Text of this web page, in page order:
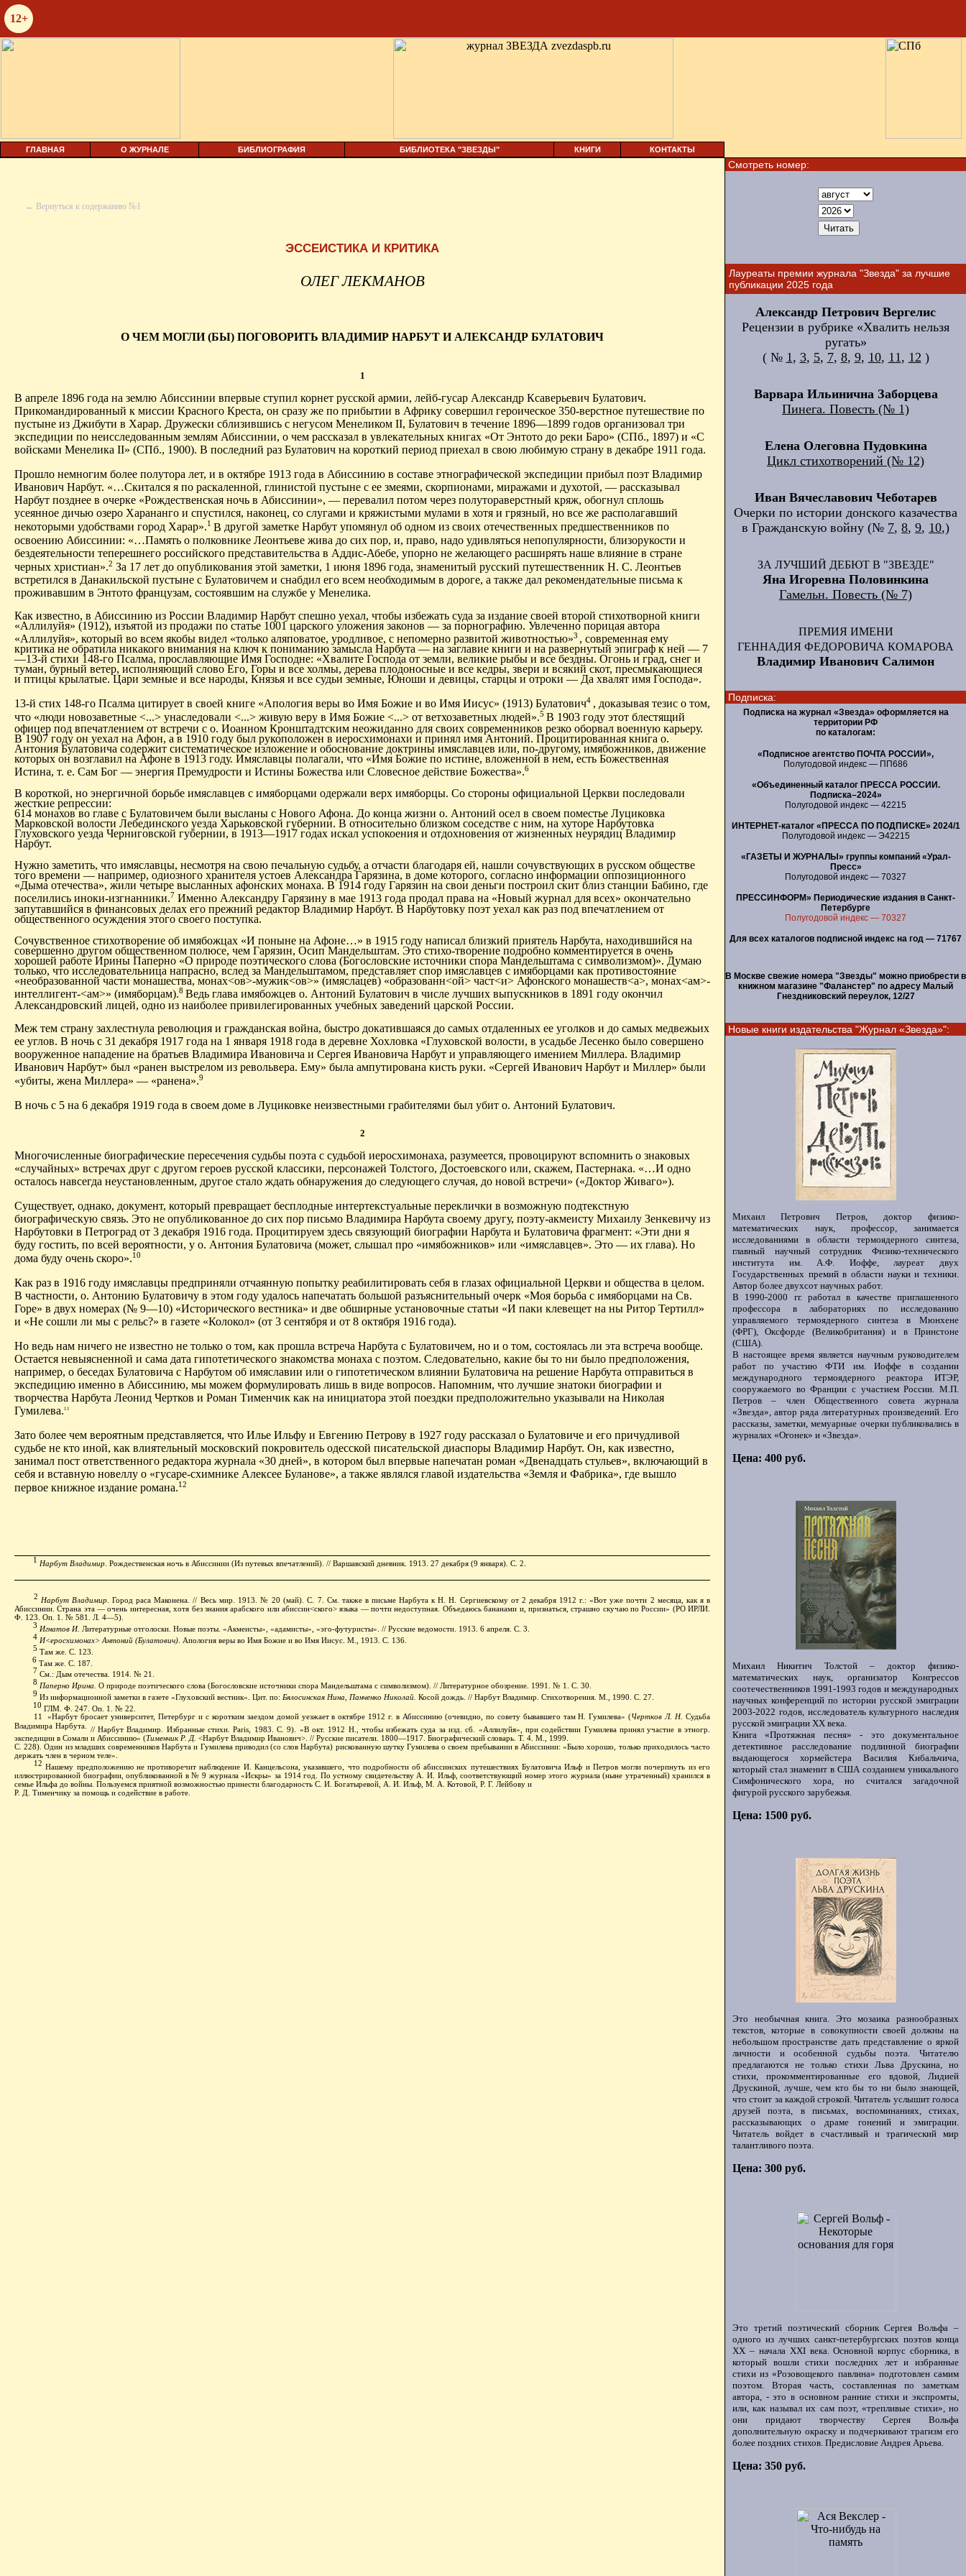
12+
ГЛАВНАЯ О ЖУРНАЛЕ БИБЛИОГРАФИЯ БИБЛИОТЕКА "ЗВЕЗДЫ" КНИГИ КОНТАКТЫ
← Вернуться к содержанию №1
ЭССЕИСТИКА И КРИТИКА
ОЛЕГ ЛЕКМАНОВ
О ЧЕМ МОГЛИ (БЫ) ПОГОВОРИТЬ ВЛАДИМИР НАРБУТ И АЛЕКСАНДР БУЛАТОВИЧ
1
В апреле 1896 года на землю Абиссинии впервые ступил корнет русской армии, лейб-гусар Александр Ксаверьевич Булатович.
Прикомандированный к миссии Красного Креста, он сразу же по прибытии в Африку совершил героическое 350-верстное путешествие по
пустыне из Джибути в Харар. Дружески сблизившись с негусом Менеликом II, Булатович в течение 1896—1899 годов организовал три
экспедиции по неисследованным землям Абиссинии, о чем рассказал в увлекательных книгах «От Энтото до реки Баро» (СПб., 1897) и «С
войсками Менелика II» (СПб., 1900). В последний раз Булатович на короткий период приехал в свою любимую страну в декабре 1911 года.
Прошло немногим более полутора лет, и в октябре 1913 года в Абиссинию в составе этнографической экспедиции прибыл поэт Владимир
Иванович Нарбут. «…Скитался я по раскаленной, глинистой пустыне с ее змеями, скорпионами, миражами и духотой, — рассказывал
Нарбут позднее в очерке «Рождественская ночь в Абиссинии», — перевалил потом через полутораверстный кряж, обогнул сплошь
усеянное дичью озеро Харананго и спустился, наконец, со слугами и кряжистыми мулами в хотя и грязный, но все же располагавший
некоторыми удобствами город Харар».1 В другой заметке Нарбут упомянул об одном из своих отечественных предшественников по
освоению Абиссинии: «…Память о полковнике Леонтьеве жива до сих пор, и, право, надо удивляться непопулярности, близорукости и
бездеятельности теперешнего российского представительства в Аддис-Абебе, упорно не желающего расширять наше влияние в стране
черных христиан».2 За 17 лет до опубликования этой заметки, 1 июня 1896 года, знаменитый русский путешественник Н. С. Леонтьев
встретился в Данакильской пустыне с Булатовичем и снабдил его всем необходимым в дороге, а также дал рекомендательные письма к
проживавшим в Энтото французам, состоявшим на службе у Менелика.
Как известно, в Абиссинию из России Владимир Нарбут спешно уехал, чтобы избежать суда за издание своей второй стихотворной книги
«Аллилуйя» (1912), изъятой из продажи по статье 1001 царского уложения законов — за порнографию. Увлеченно порицая автора
«Аллилуйя», который во всем якобы видел «только аляповатое, уродливое, с непомерно развитой животностью»3 , современная ему
критика не обратила никакого внимания на ключ к пониманию замысла Нарбута — на заглавие книги и на развернутый эпиграф к ней — 7
—13-й стихи 148-го Псалма, прославляющие Имя Господне: «Хвалите Господа от земли, великие рыбы и все бездны. Огонь и град, снег и
туман, бурный ветер, исполняющий слово Его, Горы и все холмы, дерева плодоносные и все кедры, звери и всякий скот, пресмыкающиеся
и птицы крылатые. Цари земные и все народы, Князья и все судьи земные, Юноши и девицы, старцы и отроки — Да хвалят имя Господа».
13-й стих 148-го Псалма цитирует в своей книге «Апология веры во Имя Божие и во Имя Иисус» (1913) Булатович4 , доказывая тезис о том,
что «люди новозаветные <...> унаследовали <...> живую веру в Имя Божие <...> от ветхозаветных людей».5 В 1903 году этот блестящий
офицер под впечатлением от встречи с о. Иоанном Кронштадтским неожиданно для своих современников резко оборвал военную карьеру.
В 1907 году он уехал на Афон, а в 1910 году был рукоположен в иеросхимонахи и принял имя Антоний. Процитированная книга о.
Антония Булатовича содержит систематическое изложение и обоснование доктрины имяславцев или, по-другому, имябожников, движение
которых он возглавил на Афоне в 1913 году. Имяславцы полагали, что «Имя Божие по истине, вложенной в нем, есть Божественная
Истина, т. е. Сам Бог — энергия Премудрости и Истины Божества или Словесное действие Божества».6
В короткой, но энергичной борьбе имяславцев с имяборцами одержали верх имяборцы. Со стороны официальной Церкви последовали
жесткие репрессии:
614 монахов во главе с Булатовичем были высланы с Нового Афона. До конца жизни о. Антоний осел в своем поместье Луциковка
Марковской волости Лебединского уезда Харьковской губернии. В относительно близком соседстве с ним, на хуторе Нарбутовка
Глуховского уезда Черниговской губернии, в 1913—1917 годах искал успокоения и отдохновения от жизненных неурядиц Владимир
Нарбут.
Нужно заметить, что имяславцы, несмотря на свою печальную судьбу, а отчасти благодаря ей, нашли сочувствующих в русском обществе
того времени — например, одиозного хранителя устоев Александра Гарязина, в доме которого, согласно информации оппозиционного
«Дыма отечества», жили четыре высланных афонских монаха. В 1914 году Гарязин на свои деньги построил скит близ станции Бабино, где
поселились иноки-изгнанники.7 Именно Александру Гарязину в мае 1913 года продал права на «Новый журнал для всех» окончательно
запутавшийся в финансовых делах его прежний редактор Владимир Нарбут. В Нарбутовку поэт уехал как раз под впечатлением от
общественного осуждения этого своего поступка.
Сочувственное стихотворение об имябожцах «И поныне на Афоне…» в 1915 году написал близкий приятель Нарбута, находившийся на
совершенно другом общественном полюсе, чем Гарязин, Осип Мандельштам. Это стихо-творение подробно комментируется в очень
хорошей работе Ирины Паперно «О природе поэтического слова (Богословские источники спора Мандельштама с символизмом)». Думаю
только, что исследовательница напрасно, вслед за Мандельштамом, представляет спор имяславцев с имяборцами как противостояние
«необразованной части монашества, монах<ов>-мужик<ов>» (имяслацев) «образованн<ой> част<и> Афонского монашеств<а>, монах<ам>-
интеллигент-<ам>» (имяборцам).8 Ведь глава имябожцев о. Антоний Булатович в числе лучших выпускников в 1891 году окончил
Александровский лицей, одно из наиболее привилегированных учебных заведений царской России.
Меж тем страну захлестнула революция и гражданская война, быстро докатившаяся до самых отдаленных ее уголков и до самых медвежьих
ее углов. В ночь с 31 декабря 1917 года на 1 января 1918 года в деревне Хохловка «Глуховской волости, в усадьбе Лесенко было совершено
вооруженное нападение на братьев Владимира Ивановича и Сергея Ивановича Нарбут и управляющего имением Миллера. Владимир
Иванович Нарбут» был «ранен выстрелом из револьвера. Ему» была ампутирована кисть руки. «Сергей Иванович Нарбут и Миллер» были
«убиты, жена Миллера» — «ранена».9
В ночь с 5 на 6 декабря 1919 года в своем доме в Луциковке неизвестными грабителями был убит о. Антоний Булатович.
2
Многочисленные биографические пересечения судьбы поэта с судьбой иеро­схимонаха, разумеется, провоцируют вспомнить о знаковых
«случайных» встречах друг с другом героев русской классики, персонажей Толстого, Достоевского или, скажем, Пастернака. «…И одно
осталось навсегда неустановленным, другое стало ждать обнаружения до следующего случая, до новой встречи» («Доктор Живаго»).
Существует, однако, документ, который превращает бесплодные интертекстуальные переклички в возможную подтекстную
биографическую связь. Это не опубликованное до сих пор письмо Владимира Нарбута своему другу, поэту-акмеисту Михаилу Зенкевичу из
Нарбутовки в Петроград от 3 декабря 1916 года. Процитируем здесь связующий биографии Нарбута и Булатовича фрагмент: «Эти дни я
буду гостить, по всей вероятности, у о. Антония Булатовича (может, слышал про «имябожников» или «имяславцев». Это — их глава). Но
дома буду очень скоро».10
Как раз в 1916 году имяславцы предприняли отчаянную попытку реабилитировать себя в глазах официальной Церкви и общества в целом.
В частности, о. Антонию Булатовичу в этом году удалось напечатать большой разъяснительный очерк «Моя борьба с имяборцами на Св.
Горе» в двух номерах (№ 9—10) «Исторического вестника» и две обширные установочные статьи «И паки клевещет на ны Ритор Тертилл»
и «Не сошли ли мы с рельс?» в газете «Колокол» (от 3 сентября и от 8 октября 1916 года).
Но ведь нам ничего не известно не только о том, как прошла встреча Нарбута с Булатовичем, но и о том, состоялась ли эта встреча вообще.
Остается невыясненной и сама дата гипотетического знакомства монаха с поэтом. Следовательно, какие бы то ни было предположения,
например, о беседах Булатовича с Нарбутом об имяславии или о гипотетическом влиянии Булатовича на решение Нарбута отправиться в
экспедицию именно в Абиссинию, мы можем формулировать лишь в виде вопросов. Напомним, что лучшие знатоки биографии и
творчества Нарбута Леонид Чертков и Роман Тименчик как на инициатора этой поездки предположительно указывали на Николая
Гумилева. 11
Зато более чем вероятным представляется, что Илье Ильфу и Евгению Петрову в 1927 году рассказал о Булатовиче и его причудливой
судьбе не кто иной, как влиятельный московский покровитель одесской писательской диа­споры Владимир Нарбут. Он, как известно,
занимал пост ответственного редактора журнала «30 дней», в котором был впервые напечатан роман «Двенадцать стульев», включающий в
себя и вставную новеллу о «гусаре-схимнике Алексее Буланове», а также являлся главой издательства «Земля и Фабрика», где вышло
первое книжное издание романа.12
1 Нарбут Владимир. Рождественская ночь в Абиссинии (Из путевых впечатлений). // Варшавский дневник. 1913. 27 декабря (9 января). С. 2.
2 Нарбут Владимир . Город раса Маконена. // Весь мир. 1913. № 20 (май). С. 7. См. также в письме Нарбута к Н. Н. Сергиевскому от 2 декабря 1912 г.: «Вот уже почти 2 месяца, как я в
Абиссинии. Страна эта — очень интересная, хотя без знания арабского или абиссин<ского> языка — почти недоступная. Объедаюсьбананами и, признаться, страшно скучаю по России» (РО ИРЛИ.
Ф. 123. Оп. 1. № 581. Л. 4—5).
3 Игнатов И. Литературные отголоски. Новые поэты. «Акмеисты», «адамисты», «эго-футуристы». // Русские ведомости. 1913. 6 апреля. С. 3.
4 И<еросхимонах> Антоний (Булатович). Апология веры во Имя Божие и во Имя Иисус. М., 1913. С. 136.
5 Там же. С. 123.
6Там же. С. 187.
7 См.: Дым отечества. 1914. № 21.
8 Паперно Ирина. О природе поэтического слова (Богословские источники спора Мандельштама с символизмом). // Литературное обозрение. 1991. № 1. С. 30.
9 Из информационной заметки в газете «Глуховский вестник». Цит. по: Бялосинская Нина, Панченко Николай. Косой дождь. // Нарбут Владимир. Стихотворения. М., 1990. С. 27.
10 ГЛМ. Ф. 247. Оп. 1. № 22.
11 «Нарбут бросает университет, Петербург и с коротким заездом домой уезжает в октябре 1912 г. в Абиссинию (очевидно, по совету бывавшего там Н. Гумилева» (Чертков Л. Н.Судьба
Владимира Нарбута.
// Нарбут Владимир. Избранные стихи. Paris, 1983. С. 9). «В окт. 1912 Н., чтобы избежать суда за изд. сб. «Аллилуйя», при содействии Гумилева принял участие в этногр.
экспедиции в Сомали и Абиссинию» (Тименчик Р. Д. <Нарбут Владимир Иванович>. // Русские писатели. 1800—1917. Биографический словарь. Т. 4. М., 1999.
С. 228). Один из младших современников Нарбута и Гумилева приводил (со слов Нарбута) рискованную шутку Гумилева о своем пребывании в Абиссинии: «Было хорошо, только приходилось часто
держать член в черном теле».
12 Нашему предположению не противоречит наблюдение И. Канцельсона, указавшего, что подробности об абиссинских путешествиях Булатовича Ильф и Петров могли почерпнуть из его
иллюстрированной биографии, опубликованной в № 9 журнала «Искры» за 1914 год. По устному свидетельству А. И. Ильф, соответствующий номер этого журнала (ныне утраченный) хранился в
семье Ильфа до войны. Пользуемся приятной возможностью принести благодарность С. И. Богатыревой, А. И. Ильф, М. А. Котовой, Р. Г. Лейбову и
Р. Д. Тименчику за помощь и содействие в работе.
Смотреть номер:
Лауреаты премии журнала "Звезда" за лучшие
публикации 2025 года
Александр Петрович Вергелис
Рецензии в рубрике «Хвалить нельзя
ругать»
( № 1, 3, 5, 7, 8, 9, 10, 11, 12 )
Варвара Ильинична Заборцева
Пинега. Повесть (№ 1)
Елена Олеговна Пудовкина
Цикл стихотворений (№ 12)
Иван Вячеславович Чеботарев
Очерки по истории донского казачества
в Гражданскую войну (№ 7, 8, 9, 10,)
ЗА ЛУЧШИЙ ДЕБЮТ В "ЗВЕЗДЕ"
Яна Игоревна Половинкина
Гамельн. Повесть (№ 7)
ПРЕМИЯ ИМЕНИ
ГЕННАДИЯ ФЕДОРОВИЧА КОМАРОВА
Владимир Иванович Салимон
Подписка:
Подписка на журнал «Звезда» оформляется на
территории РФ
по каталогам:
«Подписное агентство ПОЧТА РОССИИ»,
Полугодовой индекс — ПП686
«Объединенный каталог ПРЕССА РОССИИ.
Подписка–2024»
Полугодовой индекс — 42215
ИНТЕРНЕТ-каталог «ПРЕССА ПО ПОДПИСКЕ» 2024/1
Полугодовой индекс — Э42215
«ГАЗЕТЫ И ЖУРНАЛЫ» группы компаний «Урал-
Пресс»
Полугодовой индекс — 70327
ПРЕССИНФОРМ» Периодические издания в Санкт-
Петербурге
Полугодовой индекс — 70327
Для всех каталогов подписной индекс на год — 71767
В Москве свежие номера "Звезды" можно приобрести в
книжном магазине "Фаланстер" по адресу Малый
Гнездниковский переулок, 12/27
Новые книги издательства "Журнал «Звезда»":
Михаил Петрович Петров, доктор физико-
математических наук, профессор, занимается
исследованиями в области термоядерного синтеза,
главный научный сотрудник Физико-технического
института им. А.Ф. Иоффе, лауреат двух
Государственных премий в области науки и техники.
Автор более двухсот научных работ.
В 1990-2000 гг. работал в качестве приглашенного
профессора в лабораториях по исследованию
управляемого термоядерного синтеза в Мюнхене
(ФРГ), Оксфорде (Великобритания) и в Принстоне
(США).
В настоящее время является научным руководителем
работ по участию ФТИ им. Иоффе в создании
международного термоядерного реактора ИТЭР,
сооружаемого во Франции с участием России. М.П.
Петров – член Общественного совета журнала
«Звезда», автор ряда литературных произведений. Его
рассказы, заметки, мемуарные очерки публиковались в
журналах «Огонек» и «Звезда».
Цена: 400 руб.
Михаил Никитич Толстой – доктор физико-
математических наук, организатор Конгрессов
соотечественников 1991-1993 годов и международных
научных конференций по истории русской эмиграции
2003-2022 годов, исследователь культурного наследия
русской эмиграции ХХ века.
Книга «Протяжная песня» - это документальное
детективное расследование подлинной биографии
выдающегося хормейстера Василия Кибальчича,
который стал знаменит в США созданием уникального
Симфонического хора, но считался загадочной
фигурой русского зарубежья.
Цена: 1500 руб.
Это необычная книга. Это мозаика разнообразных
текстов, которые в совокупности своей должны на
небольшом пространстве дать представление о яркой
личности и особенной судьбы поэта. Читателю
предлагаются не только стихи Льва Друскина, но
стихи, прокомментированные его вдовой, Лидией
Друскиной, лучше, чем кто бы то ни было знающей,
что стоит за каждой строкой. Читатель услышит голоса
друзей поэта, в письмах, воспоминаниях, стихах,
рассказывающих о драме гонений и эмиграции.
Читатель войдет в счастливый и трагический мир
талантливого поэта.
Цена: 300 руб.
Это третий поэтический сборник Сергея Вольфа –
одного из лучших санкт-петербургских поэтов конца
ХХ – начала XXI века. Основной корпус сборника, в
который вошли стихи последних лет и избранные
стихи из «Розовощекого павлина» подготовлен самим
поэтом. Вторая часть, составленная по заметкам
автора, - это в основном ранние стихи и экспромты,
или, как называл их сам поэт, «трепливые стихи», но
они придают творчеству Сергея Вольфа
дополнительную окраску и подчеркивают трагизм его
более поздних стихов. Предисловие Андрея Арьева.
Цена: 350 руб.